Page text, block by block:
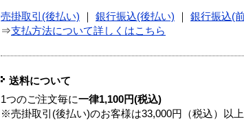
売掛取引(後払い) 銀行振込(後払い) 銀行振込(
⇒支払方法について詳しくはこちら
送料について
1つのご注文毎に一律1,100円(税込)
※売掛取引(後払い)のお客様は33,000円（税込）以